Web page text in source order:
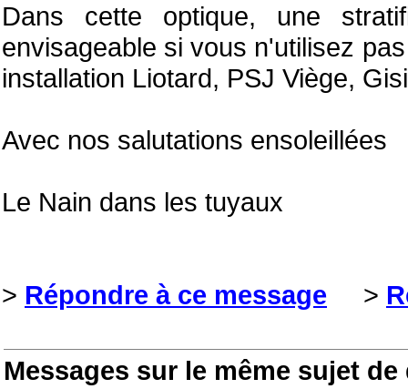
Dans cette optique, une
envisageable si vous n'utilisez
installation Liotard, PSJ Viège,
Avec nos salutations ensoleillées
Le Nain dans les tuyaux
> Répondre à ce message >
Messages sur le même sujet